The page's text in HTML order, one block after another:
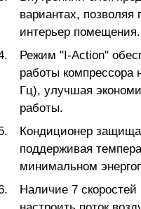
вариантах,
интерьер помещения.
Режим "I-Action"
работы компрессора
Гц), улучшая
работы.
Кондиционер
поддерживая
минимальном
Наличие 7 скоростей